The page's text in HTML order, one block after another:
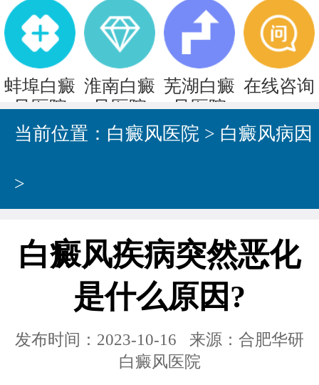
蚌埠白癜
风医院
淮南白癜
风医院
芜湖白癜
风医院
在线咨询
当前位置： 白癜风医院 > 白癜风病因
>
白癜风疾病突然恶化
是什么原因?
发布时间：2023-10-16 来源：合肥华研
白癜风医院